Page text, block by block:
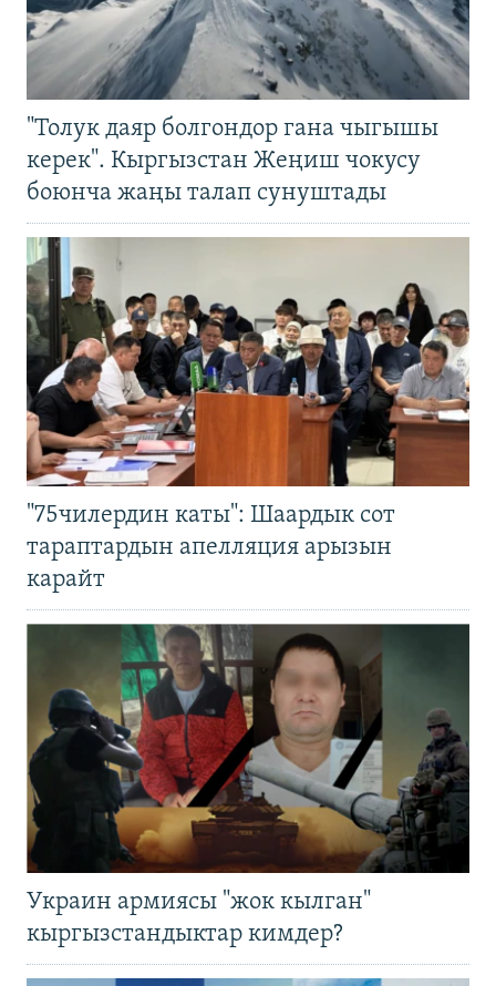
"Толук даяр болгондор гана чыгышы
керек". Кыргызстан Жеңиш чокусу
боюнча жаңы талап сунуштады
"75чилердин каты": Шаардык сот
тараптардын апелляция арызын
карайт
Украин армиясы "жок кылган"
кыргызстандыктар кимдер?